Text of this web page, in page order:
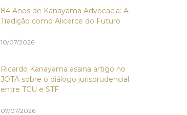
84 Anos de Kanayama Advocacia: A
Tradição como Alicerce do Futuro
10/07/2026
Ricardo Kanayama assina artigo no
JOTA sobre o diálogo jurisprudencial
entre TCU e STF
07/07/2026